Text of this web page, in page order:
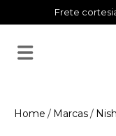
Frete
Marcas